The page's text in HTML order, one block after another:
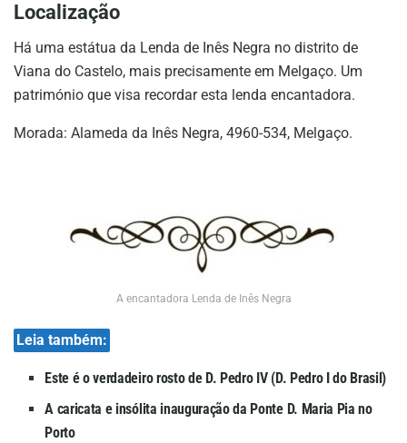
Localização
Há uma estátua da Lenda de Inês Negra no distrito de
Viana do Castelo, mais precisamente em Melgaço. Um
património que visa recordar esta lenda encantadora.
Morada: Alameda da Inês Negra, 4960-534, Melgaço.
A encantadora Lenda de Inês Negra
Leia também:
Este é o verdadeiro rosto de D. Pedro IV (D. Pedro I do Brasil)
A caricata e insólita inauguração da Ponte D. Maria Pia no
Porto